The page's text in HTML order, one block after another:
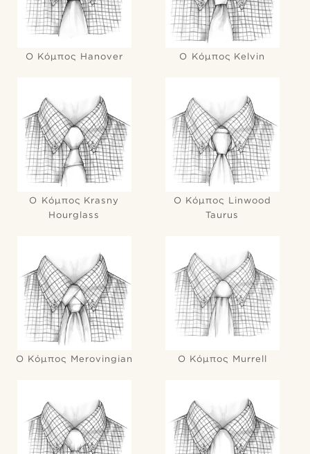
Ο Κόμπος Hanover Ο Κόμπος Kelvin
Ο Κόμπος Krasny
Hourglass
Ο Κόμπος Linwood
Taurus
Ο Κόμπος Merovingian Ο Κόμπος Murrell